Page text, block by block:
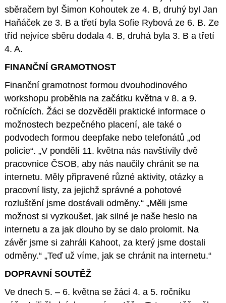
sběračem byl Šimon Kohoutek ze 4. B, druhý byl Jan
Haňáček ze 3. B a třetí byla Sofie Rybová ze 6. B. Ze
tříd nejvíce sběru dodala 4. B, druhá byla 3. B a třetí
4. A.
FINANČNÍ GRAMOTNOST
Finanční gramotnost formou dvouhodinového
workshopu proběhla na začátku května v 8. a 9.
ročnících. Žáci se dozvěděli praktické informace o
možnostech bezpečného placení, ale také o
podvodech formou deepfake nebo telefonátů „od
policie“. „V pondělí 11. května nás navštívily dvě
pracovnice ČSOB, aby nás naučily chránit se na
internetu. Měly připravené různé aktivity, otázky a
pracovní listy, za jejichž správné a pohotové
rozluštění jsme dostávali odměny.“ „Měli jsme
možnost si vyzkoušet, jak silné je naše heslo na
internetu a za jak dlouho by se dalo prolomit. Na
závěr jsme si zahráli Kahoot, za který jsme dostali
odměny.“ „Teď už víme, jak se chránit na internetu.“
DOPRAVNÍ SOUTĚŽ
Ve dnech 5. – 6. května se žáci 4. a 5. ročníku